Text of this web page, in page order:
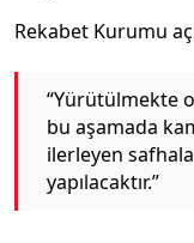
Rekabet Kurumu
“Yürütülmekte
bu aşamada
ilerleyen
yapılacaktır.”